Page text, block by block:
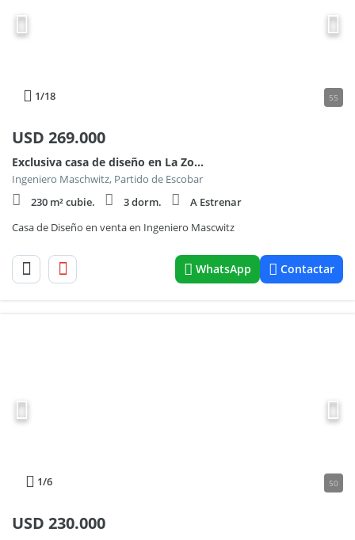
1/18 55
USD 269.000
Exclusiva casa de diseño en La Zona, Ingeniero Maschwitz, Escobar Apto uso comercial y residencial
Ingeniero Maschwitz, Partido de Escobar
230 m² cubie.
3 dorm.
A Estrenar
Casa de Diseño en venta en Ingeniero Mascwitz
WhatsApp Contactar
1/6 50
USD 230.000